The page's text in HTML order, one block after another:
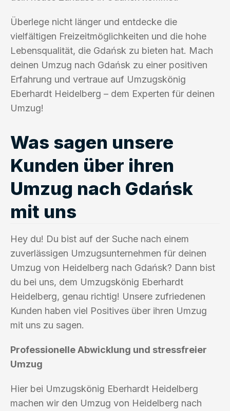
Überlege nicht länger und entdecke die
vielfältigen Freizeitmöglichkeiten und die hohe
Lebensqualität, die Gdańsk zu bieten hat. Mach
deinen Umzug nach Gdańsk zu einer positiven
Erfahrung und vertraue auf Umzugskönig
Eberhardt Heidelberg – dem Experten für deinen
Umzug!
Was sagen unsere
Kunden über ihren
Umzug nach Gdańsk
mit uns
Hey du! Du bist auf der Suche nach einem
zuverlässigen Umzugsunternehmen für deinen
Umzug von Heidelberg nach Gdańsk? Dann bist
du bei uns, dem Umzugskönig Eberhardt
Heidelberg, genau richtig! Unsere zufriedenen
Kunden haben viel Positives über ihren Umzug
mit uns zu sagen.
Professionelle Abwicklung und stressfreier
Umzug
Hier bei Umzugskönig Eberhardt Heidelberg
machen wir den Umzug von Heidelberg nach